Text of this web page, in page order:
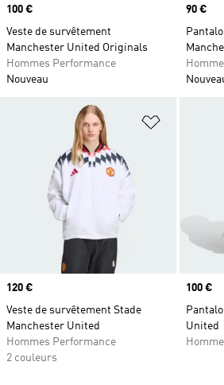
Prix
100 €
Veste de survêtement
Manchester United Originals
Hommes Performance
Nouveau
Prix
90 €
Ajouter à
Prix
120 €
Veste de survêtement Stade
Manchester United
Hommes Performance
2 couleurs
Prix
100 €
United